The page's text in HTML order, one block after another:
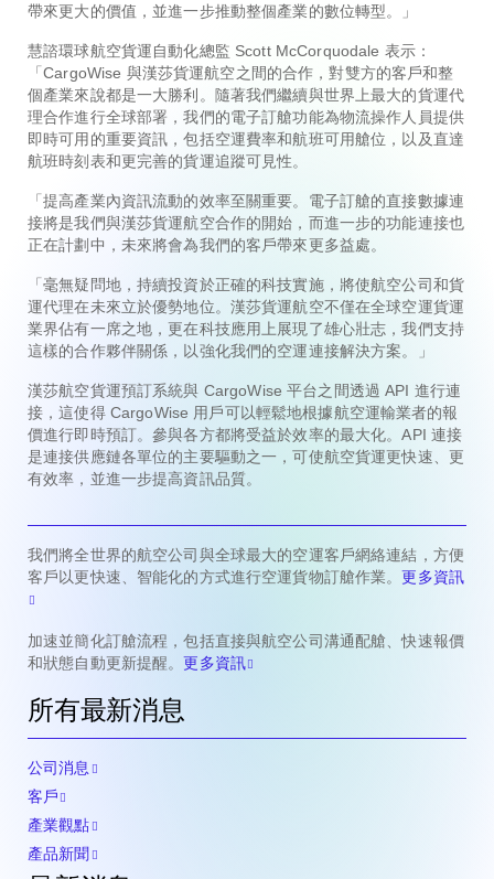
帶來更大的價值，並進一步推動整個產業的數位轉型。」
慧諮環球航空貨運自動化總監 Scott McCorquodale 表示：
「CargoWise 與漢莎貨運航空之間的合作，對雙方的客戶和整
個產業來說都是一大勝利。隨著我們繼續與世界上最大的貨運代
理合作進行全球部署，我們的電子訂艙功能為物流操作人員提供
即時可用的重要資訊，包括空運費率和航班可用艙位，以及直達
航班時刻表和更完善的貨運追蹤可見性。
「提高產業內資訊流動的效率至關重要。電子訂艙的直接數據連
接將是我們與漢莎貨運航空合作的開始，而進一步的功能連接也
正在計劃中，未來將會為我們的客戶帶來更多益處。
「毫無疑問地，持續投資於正確的科技實施，將使航空公司和貨
運代理在未來立於優勢地位。漢莎貨運航空不僅在全球空運貨運
業界佔有一席之地，更在科技應用上展現了雄心壯志，我們支持
這樣的合作夥伴關係，以強化我們的空運連接解決方案。」
漢莎航空貨運預訂系統與 CargoWise 平台之間透過 API 進行連
接，這使得 CargoWise 用戶可以輕鬆地根據航空運輸業者的報
價進行即時預訂。參與各方都將受益於效率的最大化。API 連接
是連接供應鏈各單位的主要驅動之一，可使航空貨運更快速、更
有效率，並進一步提高資訊品質。
我們將全世界的航空公司與全球最大的空運客戶網絡連結，方便
客戶以更快速、智能化的方式進行空運貨物訂艙作業。更多資訊
加速並簡化訂艙流程，包括直接與航空公司溝通配艙、快速報價
和狀態自動更新提醒。更多資訊
所有最新消息
公司消息
客戶
產業觀點
產品新聞